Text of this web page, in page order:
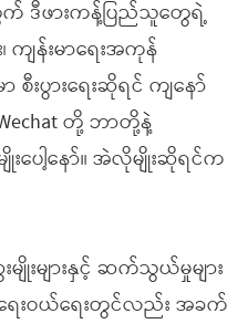
ဒီဖားကန့်ပြည်သူတွေရဲ့
၊ ကျန်းမာရေးအကုန်
စီးပွားရေးဆိုရင် ကျနော်
တို့ ဘာတို့နဲ့
ပေါ့နော်။ အဲလိုမျိုးဆိုရင်က
းများနှင့် ဆက်သွယ်မှုများ
ေးဝယ်ရေးတွင်လည်း အခက်